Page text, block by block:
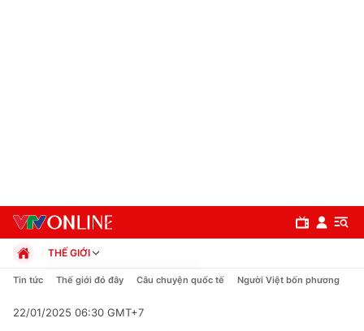
THẾ GIỚI
Chính trị
Pháp luật
Tin tức Thế giới đó đây Câu chuyện quốc tế Người Việt bốn phương
22/01/2025 06:30 GMT+7